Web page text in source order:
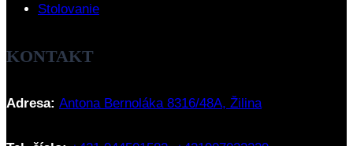
Stolovanie
KONTAKT
Adresa: Antona Bernoláka 8316/48A, Žilina